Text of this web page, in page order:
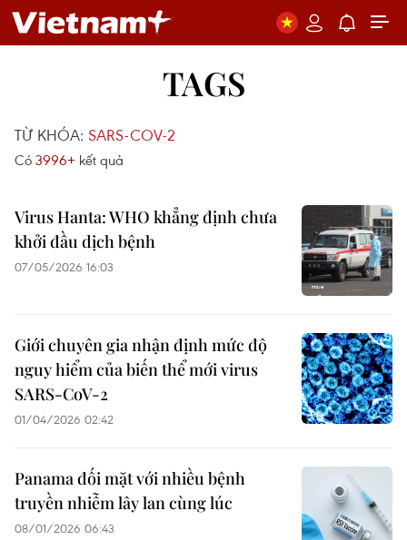
TAGS
TỪ KHÓA: SARS-COV-2
Có 3996+ kết quả
Virus Hanta: WHO khẳng định chưa
khởi đầu dịch bệnh
07/05/2026 16:03
Giới chuyên gia nhận định mức độ
nguy hiểm của biến thể mới virus
SARS-CoV-2
01/04/2026 02:42
Panama đối mặt với nhiều bệnh
truyền nhiễm lây lan cùng lúc
08/01/2026 06:43